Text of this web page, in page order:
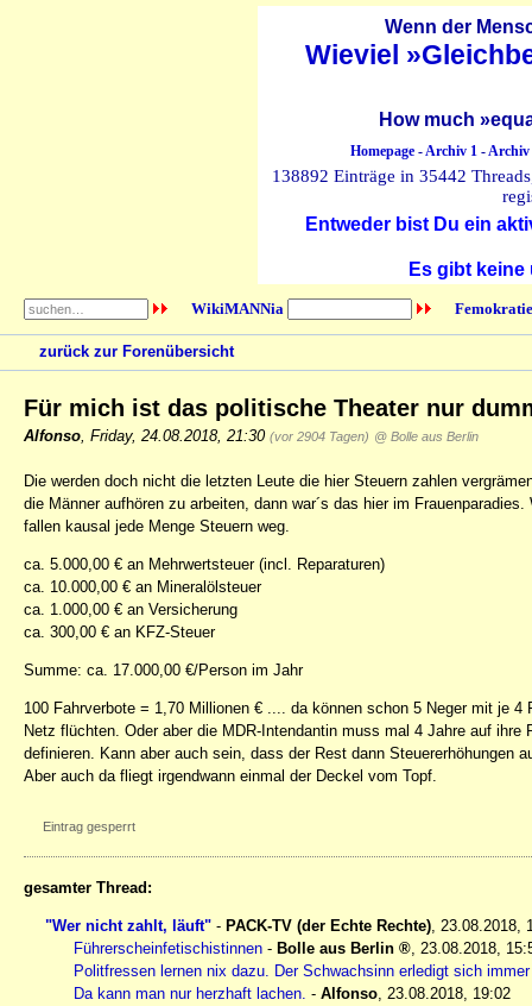
Wenn der
Wieviel
How much
Homepage-Archiv 1-Archiv
138892 Einträge in 35442
Entweder bist Du ein
Es gibt
WikiMANNia
zurück zur Forenübersicht
Für mich ist das politische Theater nur
Alfonso Friday, 24.08.2018, 21:30 (vor 2904 Tagen) @ Bolle aus Berlin
Die werden doch nicht die letzten Leute die hier Steuern zahlen
die Männer aufhören zu arbeiten, dann war´s das hier im
fallen kausal jede Menge Steuern weg.
ca. 5.000,00 € an Mehrwertsteuer (incl. Reparaturen)
ca. 10.000,00 € an Mineralölsteuer
ca. 1.000,00 € an Versicherung
ca. 300,00 € an KFZ-Steuer
Summe: ca. 17.000,00 €/Person im Jahr
100 Fahrverbote = 1,70 Millionen € .... da können schon 5 Neger mit je
Netz flüchten. Oder aber die MDR-Intendantin muss mal 4 Jahre auf
definieren. Kann aber auch sein, dass der Rest dann Steuererhöhungen
Aber auch da fliegt irgendwann einmal der Deckel vom Topf.
Eintrag gesperrt
gesamter Thread:
"Wer nicht zahlt, läuft" - PACK-TV (der Echte Rechte), 23.08.2018,
Führerscheinfetischistinnen - Bolle aus Berlin , 23.08.2018,
Politfressen lernen nix dazu. Der Schwachsinn erledigt sich
Da kann man nur herzhaft lachen. - Alfonso, 23.08.2018, 19:02